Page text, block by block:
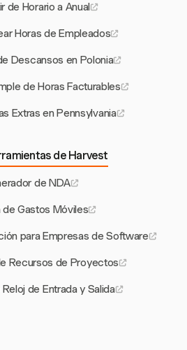
de Horario a Anual
Horas de Empleados
Descansos en Polonia
de Horas Facturables
Extras en Pennsylvania
de Harvest
de NDA
de Gastos Móviles
para Empresas de Software
Recursos de Proyectos
de Entrada y Salida